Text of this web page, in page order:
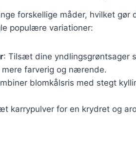
forskellige måder, hvilket gør
populære variationer:
: Tilsæt dine yndlingsgrøntsager
farverig og nærende.
blomkålsris med stegt
karrypulver for en krydret og